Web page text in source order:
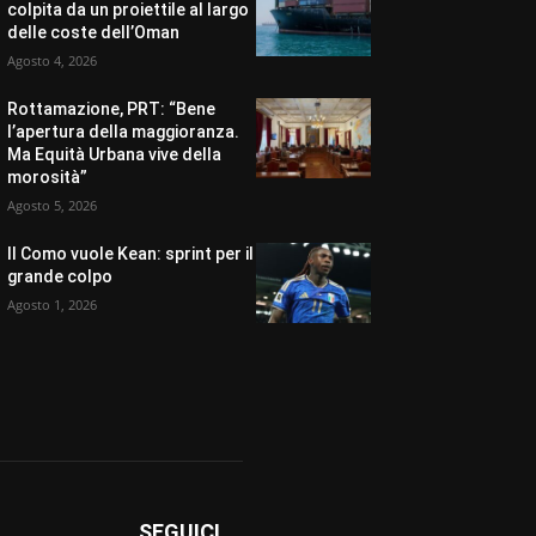
colpita da un proiettile al largo
delle coste dell’Oman
Agosto 4, 2026
Rottamazione, PRT: “Bene
l’apertura della maggioranza.
Ma Equità Urbana vive della
morosità”
Agosto 5, 2026
Il Como vuole Kean: sprint per il
grande colpo
Agosto 1, 2026